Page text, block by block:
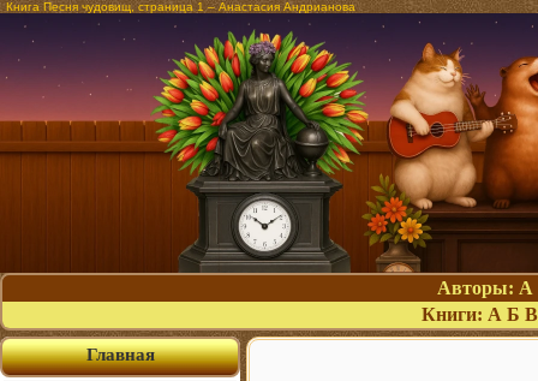
Книга Песня чудовищ, страница 1 – Анастасия Андрианова
Авторы: А
Книги: А Б В
Главная